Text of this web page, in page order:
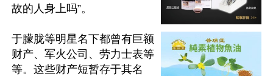
故的人身上吗”。
于朦胧等明星名下都曾有巨额
财产、军火公司、劳力士表等
等。这些财产短暂存于其名